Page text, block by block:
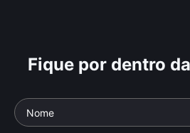
Fique por dentro